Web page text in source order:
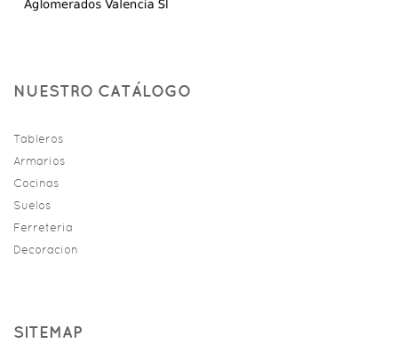
NUESTRO CATÁLOGO
Tableros
Armarios
Cocinas
Suelos
Ferreteria
Decoracion
SITEMAP